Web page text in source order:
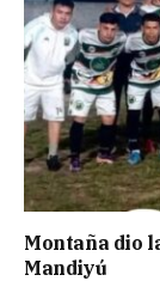
Montaña dio
Mandiyú